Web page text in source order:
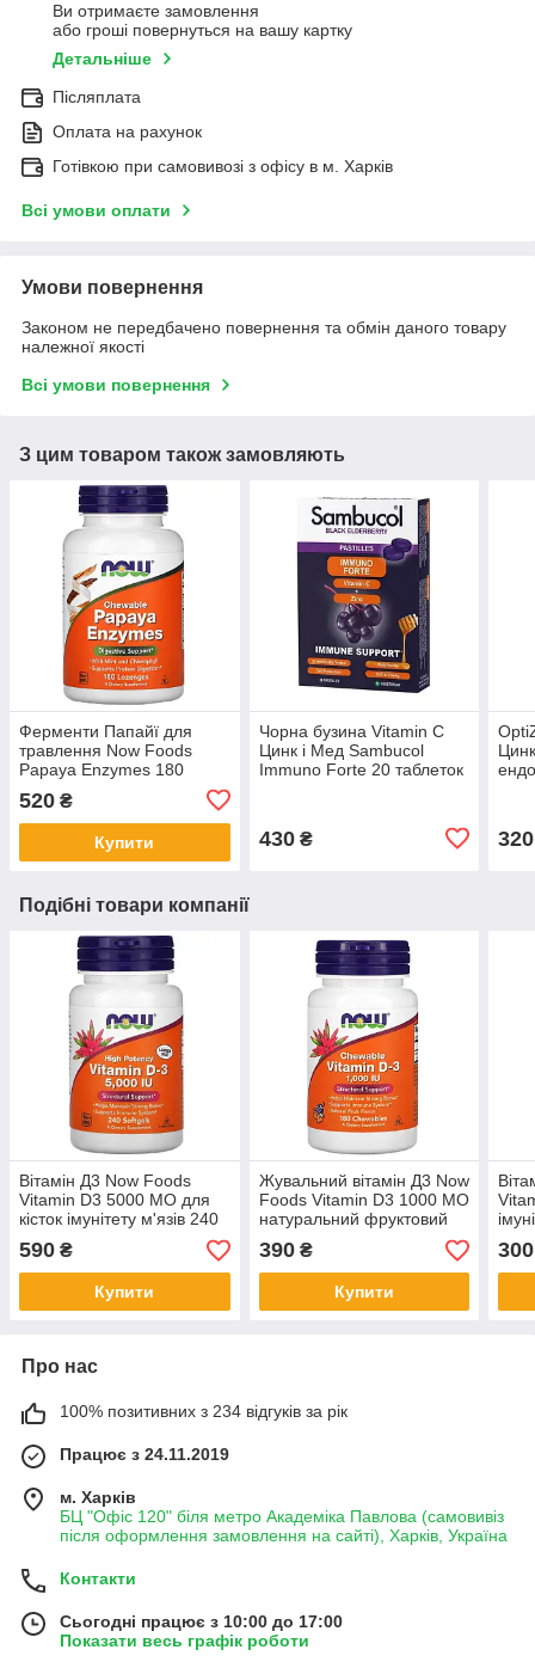
Ви отримаєте замовлення
або гроші повернуться на вашу картку
Детальніше
Післяплата
Оплата на рахунок
Готівкою при самовивозі з офісу в м. Харків
Всі умови оплати
Умови повернення
Законом не передбачено повернення та обмін даного товару
належної якості
Всі умови повернення
З цим товаром також замовляють
Ферменти Папайї для
травлення Now Foods
Papaya Enzymes 180
520 ₴
Купити
Чорна бузина Vitamin C
Цинк і Мед Sambucol
Immuno Forte 20 таблеток
430₴ 320
Подібні товари компанії
Вітамін Д3 Now Foods
Vitamin D3 5000 МО для
кісток імунітету м'язів 240
капсул
590 ₴
Купити
Жувальний вітамін Д3 Now
Foods Vitamin D3 1000 МО
натуральний фруктовий
смак 180 таблеток
390₴
Купити
180
300
Про нас
100% позитивних з 234 відгуків за рік
Працює з 24.11.2019
м. Харків
БЦ "Офіс 120" біля метро Академіка Павлова (самовивіз
після оформлення замовлення на сайті), Харків, Україна
Контакти
Сьогодні працює з 10:00 до 17:00
Показати весь графік роботи